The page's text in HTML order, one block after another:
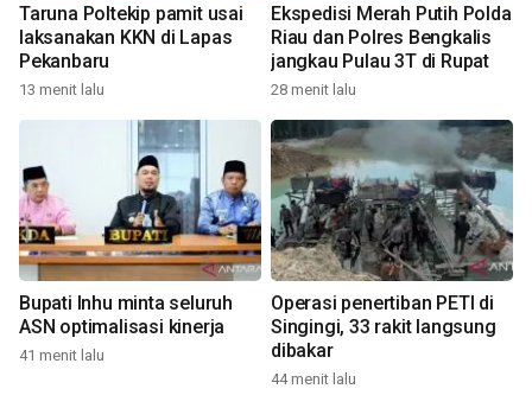
Taruna Poltekip pamit usai
laksanakan KKN di Lapas
Pekanbaru
13 menit lalu
Ekspedisi Merah Putih Polda
Riau dan Polres Bengkalis
jangkau Pulau 3T di Rupat
28 menit lalu
Bupati Inhu minta seluruh
ASN optimalisasi kinerja
41 menit lalu
Operasi penertiban PETI di
Singingi, 33 rakit langsung
dibakar
44 menit lalu